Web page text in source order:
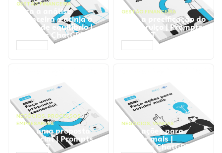
GESTÃO FINANCEIRA
Faça a análise
financeira e atinja o
ponto de equilíbrio |
Prompts ChatGPT
GESTÃO FINANCEIRA
Faça a precificação do
seu serviço | Prompts
ChatGPT
NEGÓCIOS, PROCESSOS
EMPRESARIAIS
Faça uma proposta
comercial | Prompts
ChatGPT
NEGÓCIOS, VENDAS
Faça ações para
vender mais |
Prompts ChatGPT